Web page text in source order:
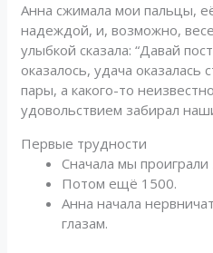
Анна сжимала мои пальцы,
надеждой, и, возможно,
улыбкой сказала: “Давай
оказалось, удача
пары, а какого-то
удовольствием забирал
Первые трудности
Сначала мы
Потом ещё 1500.
Анна начала
глазам.